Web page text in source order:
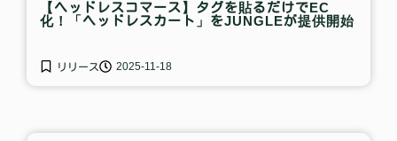
【ヘッドレスコマース】タグを貼るだけでEC
化！「ヘッドレスカート」をJUNGLEが提供開始
リリース 2025-11-18